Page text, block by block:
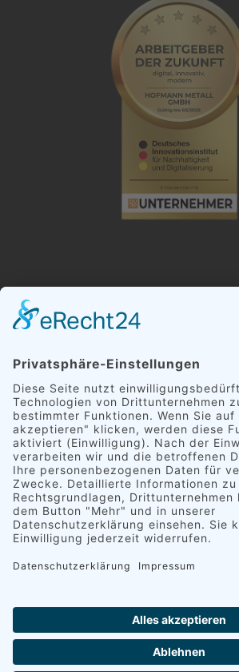
Downloadbereich
AGB
Datenschutz
Impressum